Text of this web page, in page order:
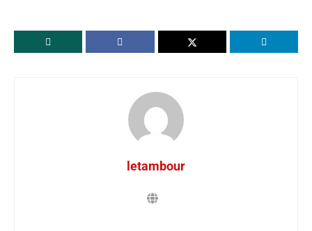
letambour